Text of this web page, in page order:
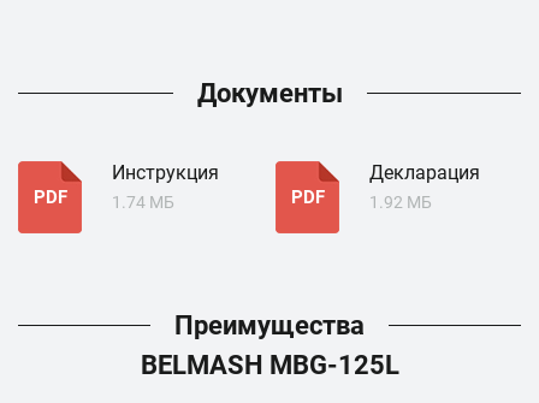
Документы
PDF
Инструкция
1.74 МБ PDF
Декларация
1.92 МБ
Преимущества
BELMASH MBG-125L